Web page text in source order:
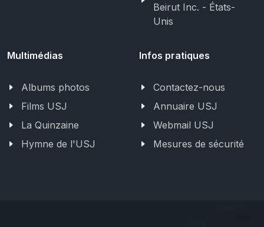
Beirut Inc. - États-
Unis
Multimédias
Albums photos
Films USJ
La Quinzaine
Hymne de l'USJ
Infos pratiques
Contactez-nous
Annuaire USJ
Webmail USJ
Mesures de sécurité